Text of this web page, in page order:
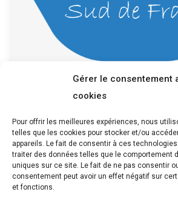
Gérer le consentement
cookies
Pour offrir les meilleures expériences, nous
telles que les cookies pour stocker et/ou
appareils. Le fait de consentir à ces
traiter des données telles que le comportement
uniques sur ce site. Le fait de ne pas consentir
consentement peut avoir un effet négatif sur
et fonctions.
Formule gagnante de
professionnelle
Alternance Par Delphine BONNET 11
L’apprentissage et la formation
rentrée 2021, l’apprentissage est
presque la…